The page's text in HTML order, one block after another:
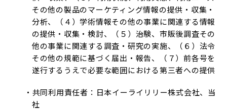
その他の製品のマーケティング情報の提供・収集・
分析、（４）学術情報その他の事業に関連する情報
の提供・収集・検討、（５）治験、市販後調査その
他の事業に関連する調査・研究の実施、（６）法令
その他の規範に基づく届出・報告、（７）前各号を
遂行するうえで必要な範囲における第三者への提供
・共同利用責任者：日本イーライリリー株式会社、当
社